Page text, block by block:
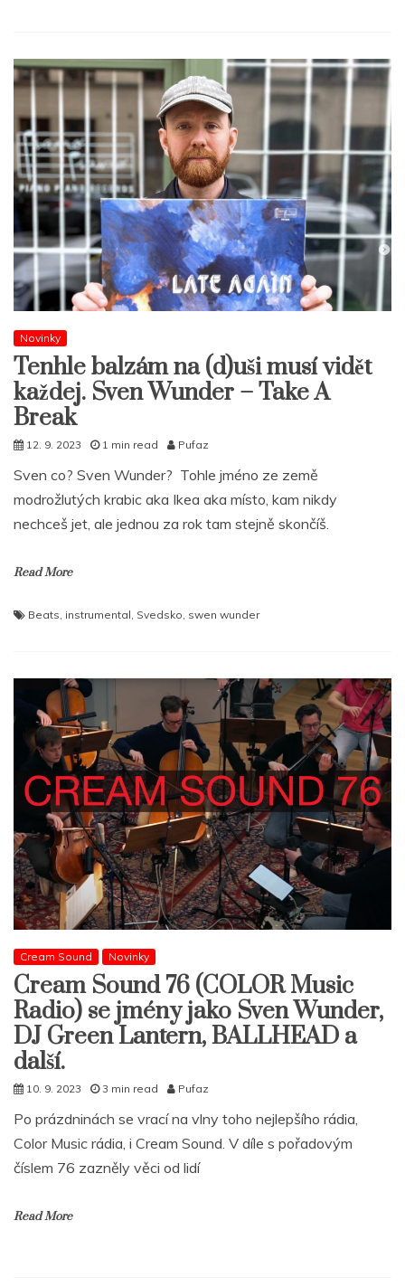
Novinky
Tenhle balzám na (d)uši musí vidět
každej. Sven Wunder – Take A
Break
12. 9. 2023 1 min read Pufaz
Sven co? Sven Wunder? Tohle jméno ze země
modrožlutých krabic aka Ikea aka místo, kam nikdy
nechceš jet, ale jednou za rok tam stejně skončíš.
Read More
Beats instrumental Svedsko swen wunder
Cream Sound Novinky
Cream Sound 76 (COLOR Music
Radio) se jmény jako Sven Wunder,
DJ Green Lantern, BALLHEAD a
další.
10. 9. 2023 3 min read Pufaz
Po prázdninách se vrací na vlny toho nejlepšího rádia,
Color Music rádia, i Cream Sound. V díle s pořadovým
číslem 76 zazněly věci od lidí
Read More